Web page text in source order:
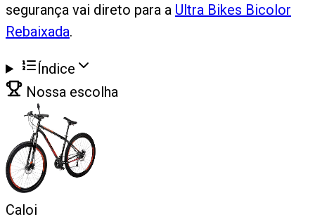
segurança vai direto para a Ultra Bikes Bicolor
Rebaixada.
Índice
Nossa escolha
Caloi